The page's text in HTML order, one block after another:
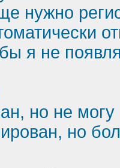
нужно
я не
но не могу
но